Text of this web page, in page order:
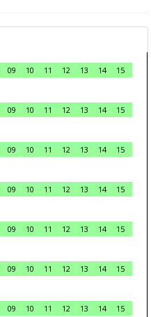
09 10 11 12 13 14
15
09 10 11 12 13 14
15
09 10 11 12 13 14
15
09 10 11 12 13 14
15
09 10 11 12 13 14
15
09 10 11 12 13 14
15
09 10 11 12 13 14
15